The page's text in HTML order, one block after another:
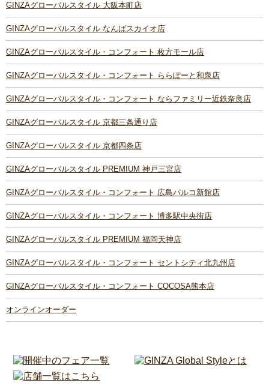
GINZAグローバルスタイル 大阪本町店
GINZAグローバルスタイル なんばスカイオ店
GINZAグローバルスタイル・コンフォート 枚方モール店
GINZAグローバルスタイル・コンフォート ららぽーと和泉店
GINZAグローバルスタイル・コンフォート ならファミリー近鉄奈良店
GINZAグローバルスタイル 京都三条通り店
GINZAグローバルスタイル 京都四条店
GINZAグローバルスタイル PREMIUM 神戸三宮店
GINZAグローバルスタイル・コンフォート 広島パルコ新館店
GINZAグローバルスタイル・コンフォート 博多駅中央街店
GINZAグローバルスタイル PREMIUM 福岡天神店
GINZAグローバルスタイル・コンフォート セントシティ北九州店
GINZAグローバルスタイル・コンフォート COCOSA熊本店
オンラインオーダー